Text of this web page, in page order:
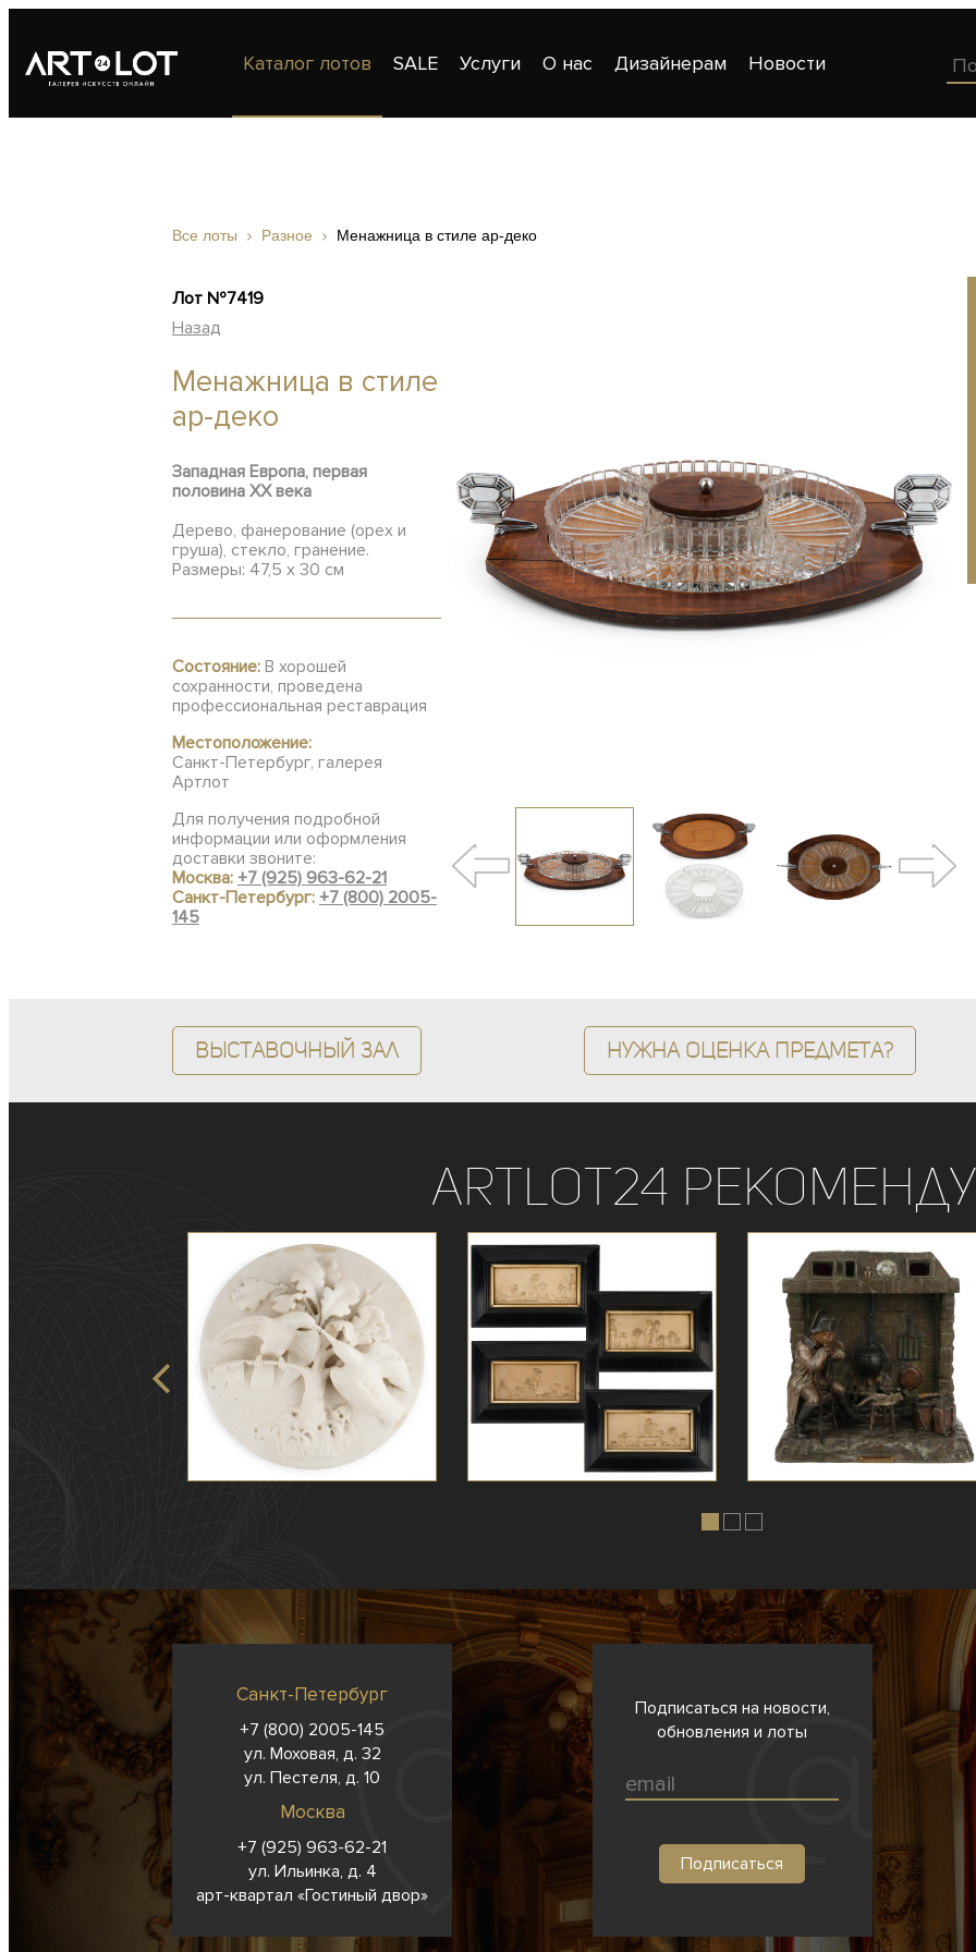
Каталог лотов SALE Услуги О нас Дизайнерам Новости
Все лоты Разное Менажница в стиле ар-деко
Лот №7419
Назад
Менажница в стиле
ар-деко
Западная Европа, первая
половина ХХ века
Дерево, фанерование (орех и
груша), стекло, гранение.
Размеры: 47,5 х 30 см
Состояние: В хорошей
сохранности, проведена
профессиональная реставрация
Местоположение:
Санкт-Петербург, галерея
Артлот
Для получения подробной
информации или оформления
доставки звоните:
Москва: +7 (925) 963-62-21
Санкт-Петербург: +7 (800) 2005-
145
Выставочный зал Нужна оценка предмета?
ArtLot24
Санкт-Петербург
+7 (800) 2005-145
ул. Моховая, д. 32
ул. Пестеля, д. 10
Москва
+7 (925) 963-62-21
ул. Ильинка, д. 4
арт-квартал «Гостиный двор»
Подписаться на новости,
обновления и лоты